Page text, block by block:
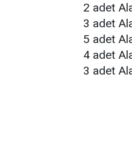
2 adet
3 adet
5 adet
4 adet
3 adet